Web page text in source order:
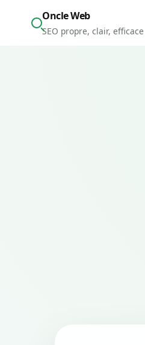
Oncle Web
SEO propre, clair, efficace